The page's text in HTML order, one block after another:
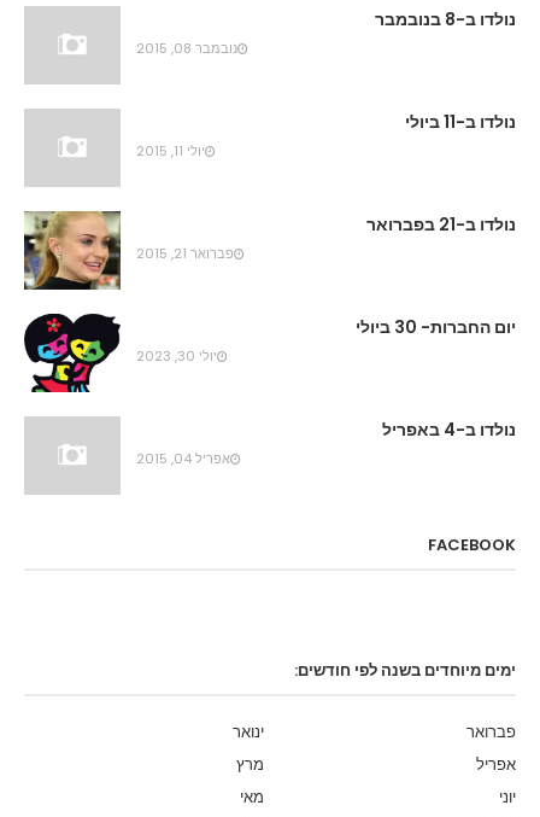
נולדו ב-8 בנובמבר
נובמבר 08, 2015
נולדו ב-11 ביולי
יולי 11, 2015
נולדו ב-21 בפברואר
פברואר 21, 2015
יום החברות- 30 ביולי
יולי 30, 2023
נולדו ב-4 באפריל
אפריל 04, 2015
FACEBOOK
ימים מיוחדים בשנה לפי חודשים:
ינואר
פברואר
מרץ
אפריל
מאי
יוני